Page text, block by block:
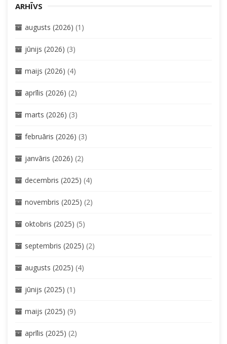
ARHĪVS
augusts (2026) (1)
jūnijs (2026) (3)
maijs (2026) (4)
aprīlis (2026) (2)
marts (2026) (3)
februāris (2026) (3)
janvāris (2026) (2)
decembris (2025) (4)
novembris (2025) (2)
oktobris (2025) (5)
septembris (2025) (2)
augusts (2025) (4)
jūnijs (2025) (1)
maijs (2025) (9)
aprīlis (2025) (2)